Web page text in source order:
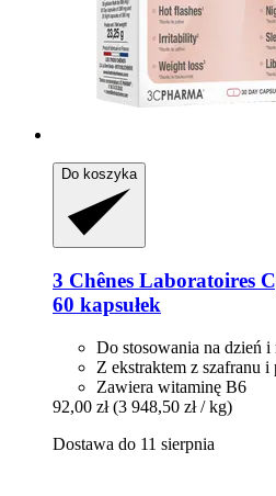
Do koszyka
3 Chênes Laboratoires
60 kapsułek
Do stosowania na dzień i
Z ekstraktem z szafranu
Zawiera witaminę B6
92,00 zł (3 948,50 zł / kg)
Dostawa do 11 sierpnia